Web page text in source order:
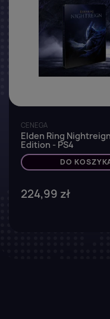
CENEGA
Elden Ring
Edition - PS4
DO
224,99 zł